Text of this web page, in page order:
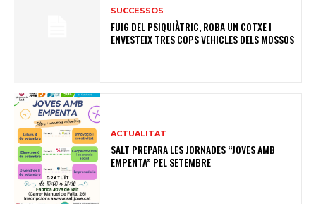
SUCCESSOS
FUIG DEL PSIQUIÀTRIC, ROBA UN COTXE I
ENVESTEIX TRES COPS VEHICLES DELS MOSSOS
ACTUALITAT
SALT PREPARA LES JORNADES “JOVES AMB
EMPENTA” PEL SETEMBRE